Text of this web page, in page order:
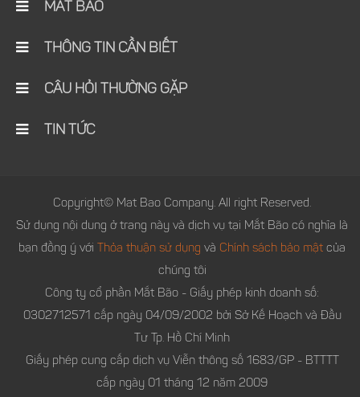
MẮT BÃO
THÔNG TIN CẦN BIẾT
CÂU HỎI THƯỜNG GẶP
TIN TỨC
Copyright© Mat Bao Company. All right Reserved.
Sử dụng nội dung ở trang này và dịch vụ tại Mắt Bão có nghĩa là
bạn đồng ý với Thỏa thuận sử dụng và Chính sách bảo mật của
chúng tôi
Công ty cổ phần Mắt Bão - Giấy phép kinh doanh số:
0302712571 cấp ngày 04/09/2002 bởi Sở Kế Hoạch và Đầu
Tư Tp. Hồ Chí Minh
Giấy phép cung cấp dịch vụ Viễn thông số 1683/GP - BTTTT
cấp ngày 01 tháng 12 năm 2009